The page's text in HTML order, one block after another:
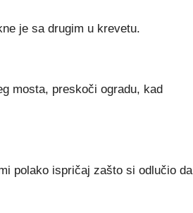
je sa drugim u krevetu.
mosta, preskoči ogradu, kad
polako ispričaj zašto si odlučio da